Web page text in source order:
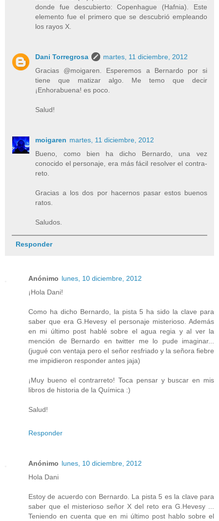
donde fue descubierto: Copenhague (Hafnia). Este
elemento fue el primero que se descubrió empleando
los rayos X.
Dani Torregrosa
martes, 11 diciembre, 2012
Gracias @moigaren. Esperemos a Bernardo por si
tiene que matizar algo. Me temo que decir
¡Enhorabuena! es poco.
Salud!
moigaren martes, 11 diciembre, 2012
Bueno, como bien ha dicho Bernardo, una vez
conocido el personaje, era más fácil resolver el contra-
reto.
Gracias a los dos por hacernos pasar estos buenos
ratos.
Saludos.
Responder
Anónimo lunes, 10 diciembre, 2012
¡Hola Dani!
Como ha dicho Bernardo, la pista 5 ha sido la clave para
saber que era G.Hevesy el personaje misterioso. Además
en mi último post hablé sobre el agua regia y al ver la
mención de Bernardo en twitter me lo pude imaginar...
(jugué con ventaja pero el señor resfriado y la señora fiebre
me impidieron responder antes jaja)
¡Muy bueno el contrarreto! Toca pensar y buscar en mis
libros de historia de la Química :)
Salud!
Responder
Anónimo lunes, 10 diciembre, 2012
Hola Dani
Estoy de acuerdo con Bernardo. La pista 5 es la clave para
saber que el misterioso señor X del reto era G.Hevesy ...
Teniendo en cuenta que en mi último post hablo sobre el